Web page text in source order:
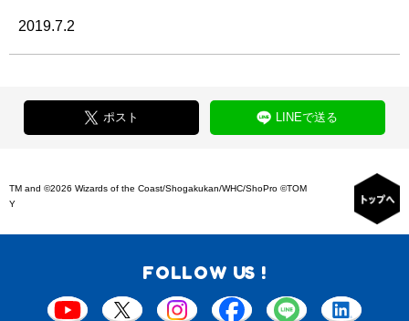
2019.7.2
ポスト LINEで送る
TM and ©2026 Wizards of the Coast/Shogakukan/WHC/ShoPro ©TOM
Y
FOLLOW US !